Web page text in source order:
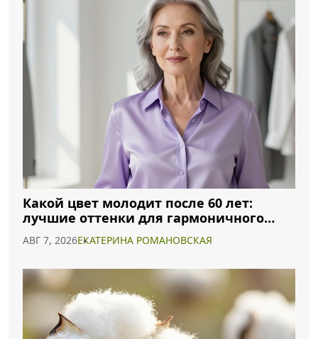
Какой цвет молодит после 60 лет:
лучшие оттенки для гармоничного
образа
АВГ 7, 2026ЕКАТЕРИНА РОМАНОВСКАЯ